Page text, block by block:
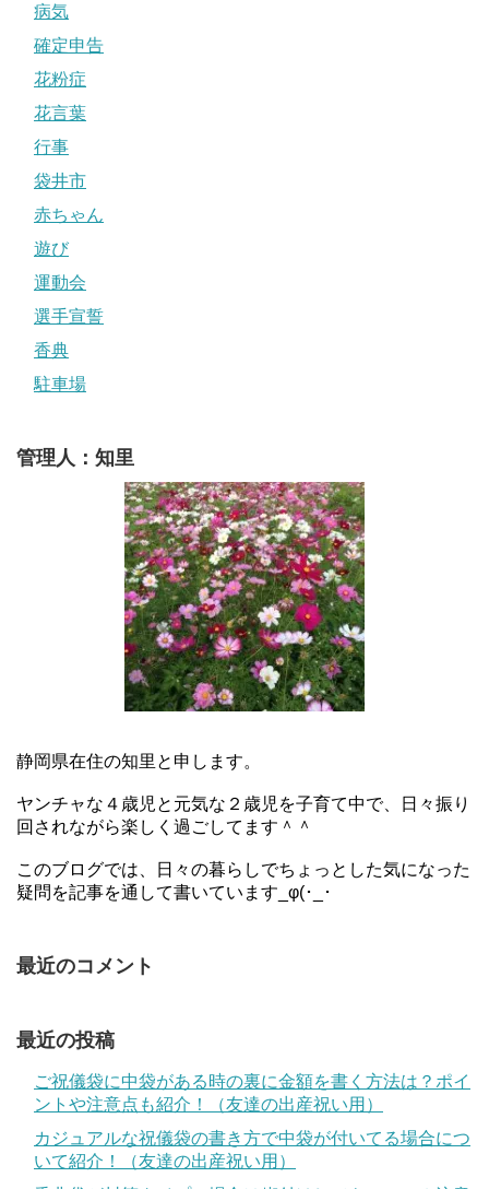
病気
確定申告
花粉症
花言葉
行事
袋井市
赤ちゃん
遊び
運動会
選手宣誓
香典
駐車場
管理人：知里
静岡県在住の知里と申します。
ヤンチャな４歳児と元気な２歳児を子育て中で、日々振り
回されながら楽しく過ごしてます＾＾
このブログでは、日々の暮らしでちょっとした気になった
疑問を記事を通して書いています_φ(･_･
最近のコメント
最近の投稿
ご祝儀袋に中袋がある時の裏に金額を書く方法は？ポイ
ントや注意点も紹介！（友達の出産祝い用）
カジュアルな祝儀袋の書き方で中袋が付いてる場合につ
いて紹介！（友達の出産祝い用）